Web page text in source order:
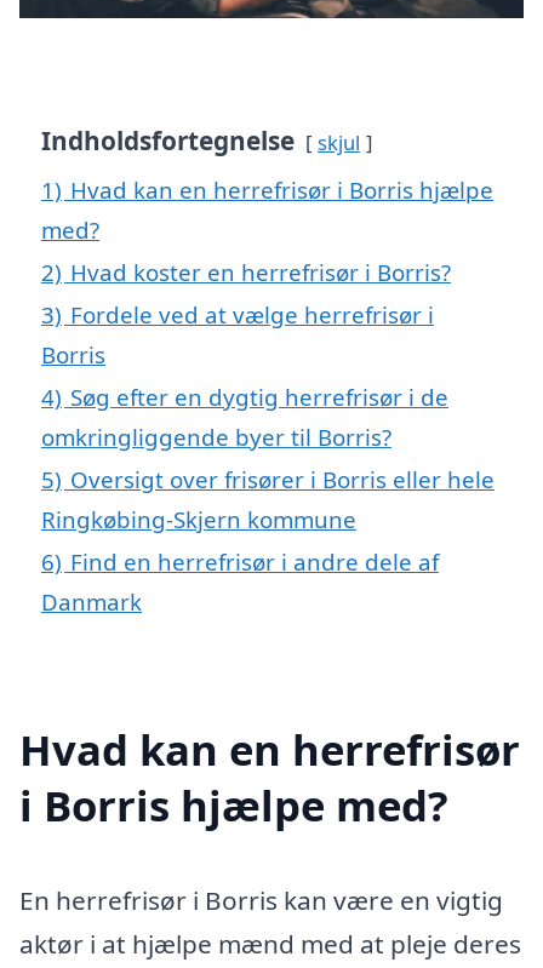
Indholdsfortegnelse skjul
1) Hvad kan en herrefrisør i Borris hjælpe
med?
2) Hvad koster en herrefrisør i Borris?
3) Fordele ved at vælge herrefrisør i
Borris
4) Søg efter en dygtig herrefrisør i de
omkringliggende byer til Borris?
5) Oversigt over frisører i Borris eller hele
Ringkøbing-Skjern kommune
6) Find en herrefrisør i andre dele af
Danmark
Hvad kan en herrefrisør
i Borris hjælpe med?
En herrefrisør i Borris kan være en vigtig
aktør i at hjælpe mænd med at pleje deres